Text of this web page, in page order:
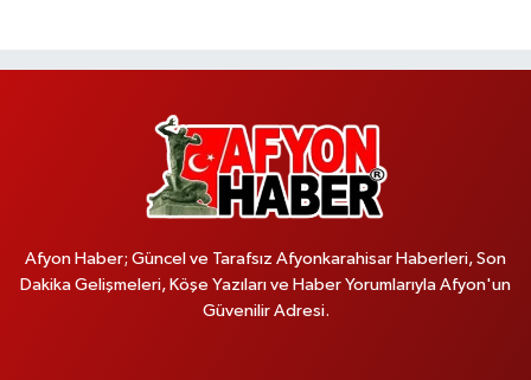
Afyon Haber; Güncel ve Tarafsız Afyonkarahisar Haberleri, Son
Dakika Gelişmeleri, Köşe Yazıları ve Haber Yorumlarıyla Afyon'un
Güvenilir Adresi.